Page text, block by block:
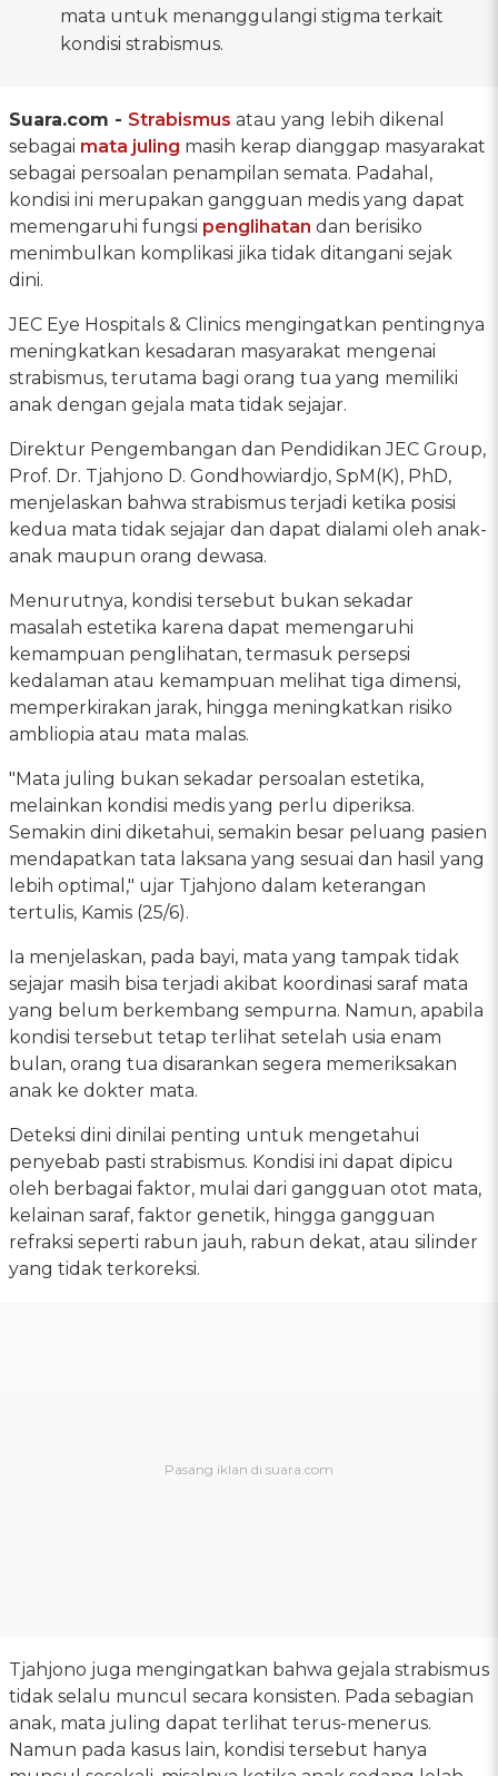
mata untuk menanggulangi stigma terkait
kondisi strabismus.
Suara.com - Strabismus atau yang lebih dikenal
sebagai mata juling masih kerap dianggap masyarakat
sebagai persoalan penampilan semata. Padahal,
kondisi ini merupakan gangguan medis yang dapat
memengaruhi fungsi penglihatan dan berisiko
menimbulkan komplikasi jika tidak ditangani sejak
dini.
JEC Eye Hospitals & Clinics mengingatkan pentingnya
meningkatkan kesadaran masyarakat mengenai
strabismus, terutama bagi orang tua yang memiliki
anak dengan gejala mata tidak sejajar.
Direktur Pengembangan dan Pendidikan JEC Group,
Prof. Dr. Tjahjono D. Gondhowiardjo, SpM(K), PhD,
menjelaskan bahwa strabismus terjadi ketika posisi
kedua mata tidak sejajar dan dapat dialami oleh anak-
anak maupun orang dewasa.
Menurutnya, kondisi tersebut bukan sekadar
masalah estetika karena dapat memengaruhi
kemampuan penglihatan, termasuk persepsi
kedalaman atau kemampuan melihat tiga dimensi,
memperkirakan jarak, hingga meningkatkan risiko
ambliopia atau mata malas.
"Mata juling bukan sekadar persoalan estetika,
melainkan kondisi medis yang perlu diperiksa.
Semakin dini diketahui, semakin besar peluang pasien
mendapatkan tata laksana yang sesuai dan hasil yang
lebih optimal," ujar Tjahjono dalam keterangan
tertulis, Kamis (25/6).
Ia menjelaskan, pada bayi, mata yang tampak tidak
sejajar masih bisa terjadi akibat koordinasi saraf mata
yang belum berkembang sempurna. Namun, apabila
kondisi tersebut tetap terlihat setelah usia enam
bulan, orang tua disarankan segera memeriksakan
anak ke dokter mata.
Deteksi dini dinilai penting untuk mengetahui
penyebab pasti strabismus. Kondisi ini dapat dipicu
oleh berbagai faktor, mulai dari gangguan otot mata,
kelainan saraf, faktor genetik, hingga gangguan
refraksi seperti rabun jauh, rabun dekat, atau silinder
yang tidak terkoreksi.
Tjahjono juga mengingatkan bahwa gejala strabismus
tidak selalu muncul secara konsisten. Pada sebagian
anak, mata juling dapat terlihat terus-menerus.
Namun pada kasus lain, kondisi tersebut hanya